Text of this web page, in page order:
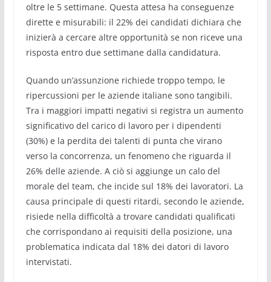
oltre le 5 settimane. Questa attesa ha conseguenze
dirette e misurabili: il 22% dei candidati dichiara che
inizierà a cercare altre opportunità se non riceve una
risposta entro due settimane dalla candidatura.
Quando un’assunzione richiede troppo tempo, le
ripercussioni per le aziende italiane sono tangibili.
Tra i maggiori impatti negativi si registra un aumento
significativo del carico di lavoro per i dipendenti
(30%) e la perdita dei talenti di punta che virano
verso la concorrenza, un fenomeno che riguarda il
26% delle aziende. A ciò si aggiunge un calo del
morale del team, che incide sul 18% dei lavoratori. La
causa principale di questi ritardi, secondo le aziende,
risiede nella difficoltà a trovare candidati qualificati
che corrispondano ai requisiti della posizione, una
problematica indicata dal 18% dei datori di lavoro
intervistati.